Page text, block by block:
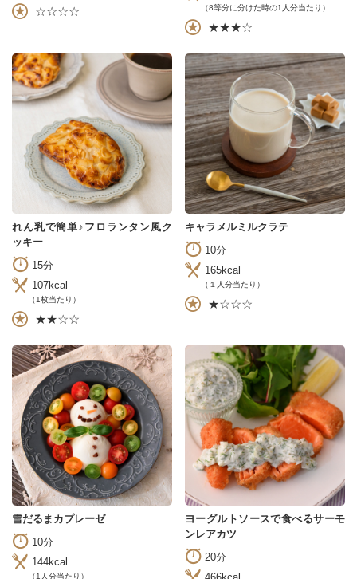
☆☆☆☆ （8等分に分けた時の1人分当たり）
★★★☆
れん乳で簡単♪フロランタン風ク
ッキー
15分
107kcal
（1枚当たり）
★★☆☆
キャラメルミルクラテ
10分
165kcal
（１人分当たり）
★☆☆☆
雪だるまカプレーゼ
10分
144kcal
（1人分当たり）
ヨーグルトソースで食べるサーモ
ンレアカツ
20分